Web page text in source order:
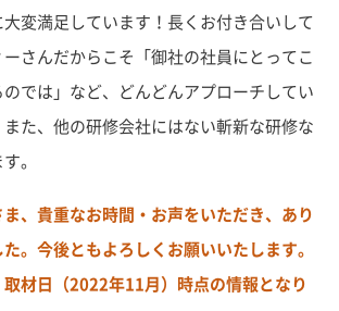
変満足しています！長くお付き合いして
さんだからこそ「御社の社員にとってこ
では」など、どんどんアプローチしてい
た、他の研修会社にはない斬新な研修な
。
、貴重なお時間・お声をいただき、あり
。今後ともよろしくお願いいたします。
材日（2022年11月）時点の情報となり